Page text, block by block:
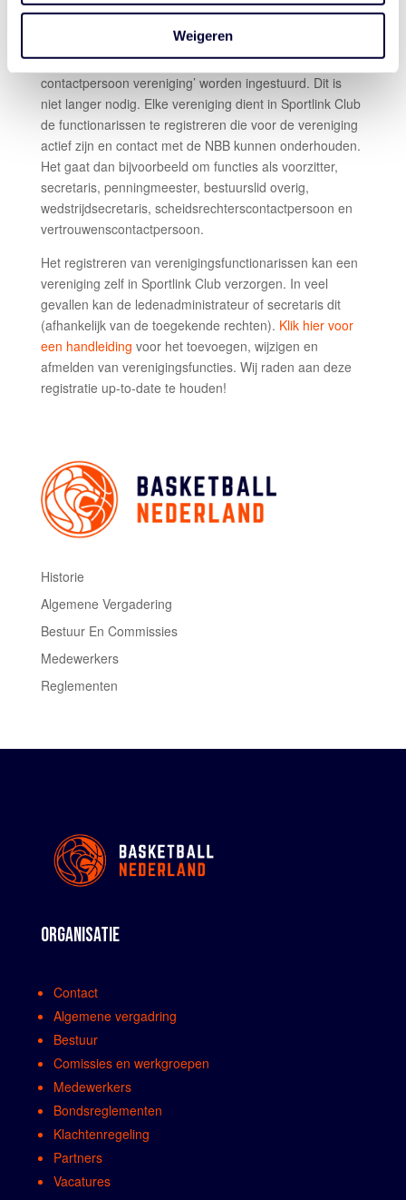
Weigeren
SPORTLINK
De afgelopen jaren moest bij de inschrijving van de
teams ook het formulier ‘Opgaveformulier
contactpersoon vereniging’ worden ingestuurd. Dit is
niet langer nodig. Elke vereniging dient in Sportlink Club
de functionarissen te registreren die voor de vereniging
actief zijn en contact met de NBB kunnen onderhouden.
Het gaat dan bijvoorbeeld om functies als voorzitter,
secretaris, penningmeester, bestuurslid overig,
wedstrijdsecretaris, scheidsrechterscontactpersoon en
vertrouwenscontactpersoon.
Het registreren van verenigingsfunctionarissen kan een
vereniging zelf in Sportlink Club verzorgen. In veel
gevallen kan de ledenadministrateur of secretaris dit
(afhankelijk van de toegekende rechten). Klik hier voor
een handleiding voor het toevoegen, wijzigen en
afmelden van verenigingsfuncties. Wij raden aan deze
registratie up-to-date te houden!
Historie
Algemene Vergadering
Bestuur En Commissies
Medewerkers
Reglementen
ORGANISATIE
Contact
Algemene vergadring
Bestuur
Comissies en werkgroepen
Medewerkers
Bondsreglementen
Klachtenregeling
Partners
Vacatures